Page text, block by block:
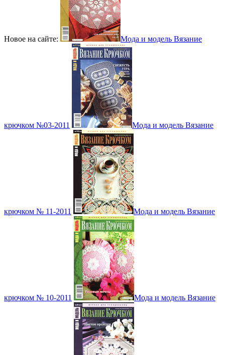
Новое на сайте: Мода и модель Вязание
крючком №03-2011 Мода и модель Вязание
крючком № 11-2011 Мода и модель Вязание
крючком № 10-2011 Мода и модель Вязание